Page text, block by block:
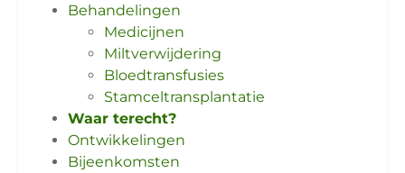
Behandelingen
Medicijnen
Miltverwijdering
Bloedtransfusies
Stamceltransplantatie
Waar terecht?
Ontwikkelingen
Bijeenkomsten